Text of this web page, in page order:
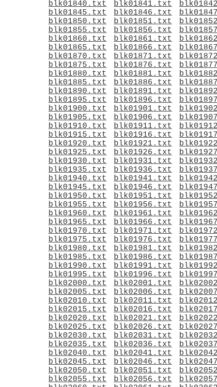
blk01840.txt blk01841.txt
blk01845.txt
blk01846.txt
blk01850.txt
blk01851.txt
blk01855.txt
blk01856.txt
blk01860.txt
blk01861.txt
blk01865.txt
blk01866.txt
blk01870.txt
blk01871.txt
blk01875.txt
blk01876.txt
blk01880.txt
blk01881.txt
blk01885.txt
blk01886.txt
blk01890.txt
blk01891.txt
blk01895.txt
blk01896.txt
blk01900.txt
blk01901.txt
blk01905.txt
blk01906.txt
blk01910.txt
blk01911.txt
blk01915.txt
blk01916.txt
blk01920.txt
blk01921.txt
blk01925.txt
blk01926.txt
blk01930.txt
blk01931.txt
blk01935.txt
blk01936.txt
blk01940.txt
blk01941.txt
blk01945.txt
blk01946.txt
blk01950.txt
blk01951.txt
blk01955.txt
blk01956.txt
blk01960.txt
blk01961.txt
blk01965.txt
blk01966.txt
blk01970.txt
blk01971.txt
blk01975.txt
blk01976.txt
blk01980.txt
blk01981.txt
blk01985.txt
blk01986.txt
blk01990.txt
blk01991.txt
blk01995.txt
blk01996.txt
blk02000.txt
blk02001.txt
blk02005.txt
blk02006.txt
blk02010.txt
blk02011.txt
blk02015.txt
blk02016.txt
blk02020.txt
blk02021.txt
blk02025.txt
blk02026.txt
blk02030.txt
blk02031.txt
blk02035.txt
blk02036.txt
blk02040.txt
blk02041.txt
blk02045.txt
blk02046.txt
blk02050.txt
blk02051.txt
blk02055.txt
blk02056.txt